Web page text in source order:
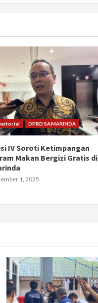
DPRD SAMARINDA
IV Soroti Ketimpangan
Makan Bergizi Gratis di
1, 2025